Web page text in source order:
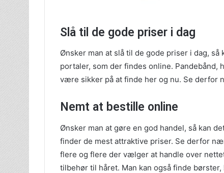
Slå til de gode priser i dag
Ønsker man at slå til de gode priser i dag,
portaler, som der findes online. Pandebånd,
være sikker på at finde her og nu. Se derfor
Nemt at bestille online
Ønsker man at gøre en god handel, så kan
finder de mest attraktive priser. Se derfor
flere og flere der vælger at handle over
tilbehør til håret. Man kan også finde